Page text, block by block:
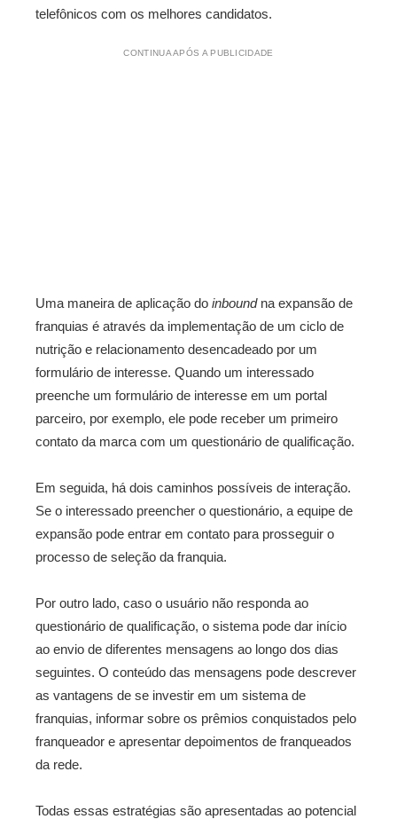
telefônicos com os melhores candidatos.
CONTINUA APÓS A PUBLICIDADE
Uma maneira de aplicação do inboundna expansão de
franquias é através da implementação de um ciclo de
nutrição e relacionamento desencadeado por um
formulário de interesse. Quando um interessado
preenche um formulário de interesse em um portal
parceiro, por exemplo, ele pode receber um primeiro
contato da marca com um questionário de qualificação.
Em seguida, há dois caminhos possíveis de interação.
Se o interessado preencher o questionário, a equipe de
expansão pode entrar em contato para prosseguir o
processo de seleção da franquia.
Por outro lado, caso o usuário não responda ao
questionário de qualificação, o sistema pode dar início
ao envio de diferentes mensagens ao longo dos dias
seguintes. O conteúdo das mensagens pode descrever
as vantagens de se investir em um sistema de
franquias, informar sobre os prêmios conquistados pelo
franqueador e apresentar depoimentos de franqueados
da rede.
Todas essas estratégias são apresentadas ao potencial